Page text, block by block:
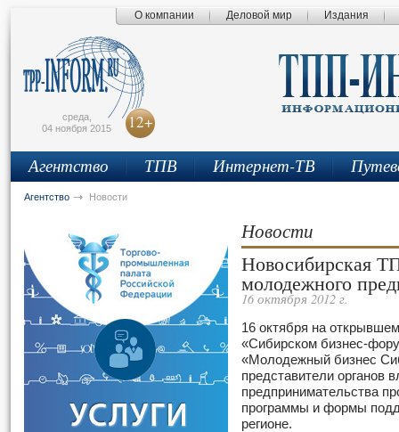
О компании Деловой мир Издания
среда,
04 ноября 2015
12+
Агентство ТПВ Интернет-ТВ
Агентство Новости
Новости
Новосибирская
молодежного
16 октября 2012 г.
16 октября на
«Сибирском бизнес-
«Молодежный бизнес
представители органов
предпринимательства
программы и формы
регионе.